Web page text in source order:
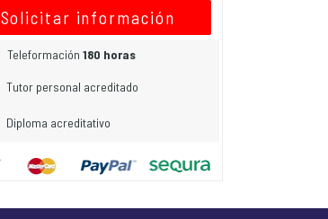
Solicitar información
Teleformación180 horas
Tutor personal acreditado
Diploma acreditativo